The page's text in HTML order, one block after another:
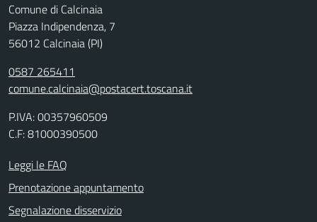
Comune di Calcinaia
Piazza Indipendenza, 7
56012 Calcinaia (PI)
0587 265411
comune.calcinaia@postacert.toscana.it
P.IVA: 00357960509
C.F: 81000390500
Leggi le FAQ
Prenotazione appuntamento
Segnalazione disservizio